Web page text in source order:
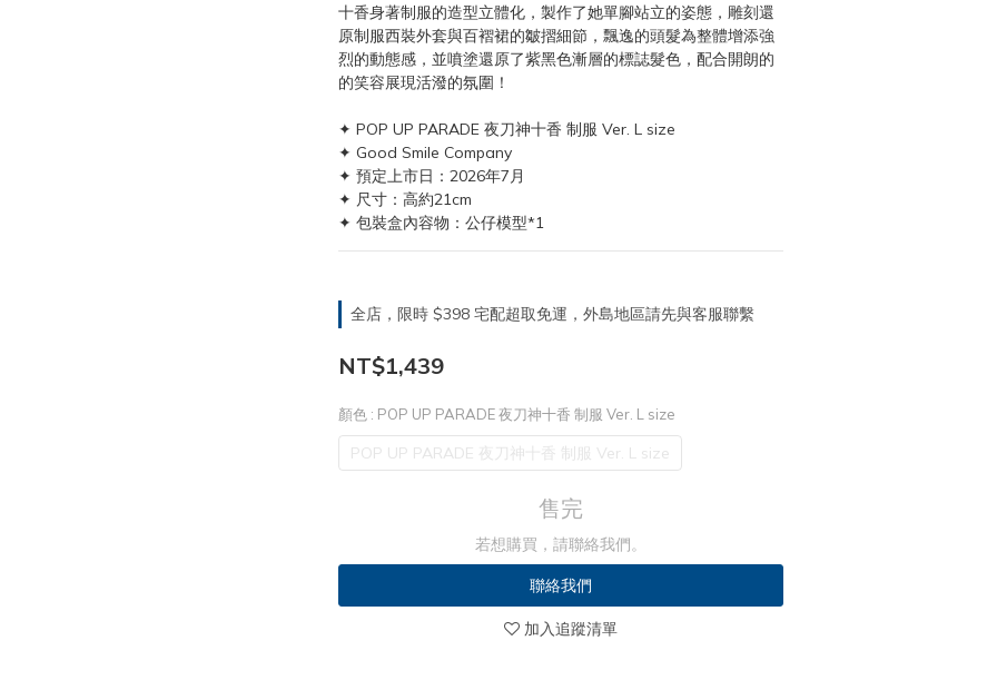
十香身著制服的造型立體化，製作了她單腳站立的姿態，雕刻還
原制服西裝外套與百褶裙的皺摺細節，飄逸的頭髮為整體增添強
烈的動態感，並噴塗還原了紫黑色漸層的標誌髮色，配合開朗的
的笑容展現活潑的氛圍！
✦ POP UP PARADE 夜刀神十香 制服 Ver. L size
✦ Good Smile Company
✦ 預定上市日：2026年7月
✦ 尺寸：高約21cm
✦ 包裝盒內容物：公仔模型*1
全店，限時 $398 宅配超取免運，外島地區請先與客服聯繫
NT$1,439
顏色 : POP UP PARADE 夜刀神十香 制服 Ver. L size
POP UP PARADE 夜刀神十香 制服 Ver. L size
售完
若想購買，請聯絡我們。
聯絡我們
加入追蹤清單